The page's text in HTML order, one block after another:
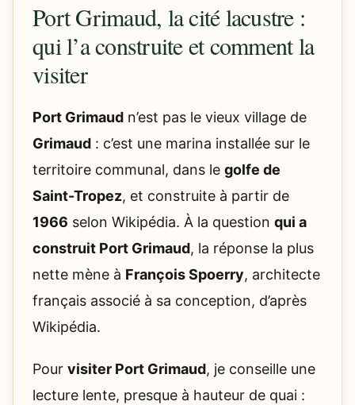
Port Grimaud, la cité lacustre :
qui l’a construite et comment la
visiter
Port Grimaud n’est pas le vieux village de
Grimaud : c’est une marina installée sur le
territoire communal, dans le golfe de
Saint-Tropez, et construite à partir de
1966 selon Wikipédia. À la question qui a
construit Port Grimaud, la réponse la plus
nette mène à François Spoerry, architecte
français associé à sa conception, d’après
Wikipédia.
Pour visiter Port Grimaud, je conseille une
lecture lente, presque à hauteur de quai :